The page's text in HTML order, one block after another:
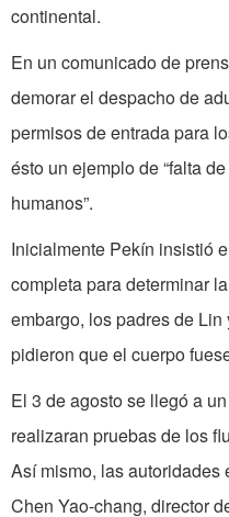
continental.
En un comunicado de
demorar el despacho de
permisos de entrada para
ésto un ejemplo de “falta
humanos”.
Inicialmente Pekín insistió
completa para determinar
embargo, los padres de
pidieron que el cuerpo
El 3 de agosto se llegó a
realizaran pruebas de los
Así mismo, las autoridades
Chen Yao-chang, director